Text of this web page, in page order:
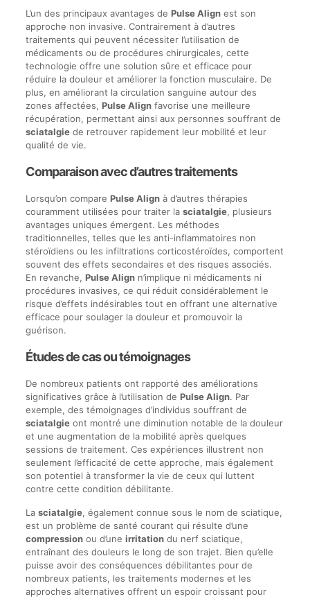
L’un des principaux avantages de Pulse Alignest son
approche non invasive. Contrairement à d’autres
traitements qui peuvent nécessiter l’utilisation de
médicaments ou de procédures chirurgicales, cette
technologie offre une solution sûre et efficace pour
réduire la douleur et améliorer la fonction musculaire. De
plus, en améliorant la circulation sanguine autour des
zones affectées, Pulse Alignfavorise une meilleure
récupération, permettant ainsi aux personnes souffrant de
sciatalgiede retrouver rapidement leur mobilité et leur
qualité de vie.
Comparaison avec d’autres traitements
Lorsqu’on compare Pulse Alignà d’autres thérapies
couramment utilisées pour traiter la sciatalgie, plusieurs
avantages uniques émergent. Les méthodes
traditionnelles, telles que les anti-inflammatoires non
stéroïdiens ou les infiltrations corticostéroïdes, comportent
souvent des effets secondaires et des risques associés.
En revanche, Pulse Alignn’implique ni médicaments ni
procédures invasives, ce qui réduit considérablement le
risque d’effets indésirables tout en offrant une alternative
efficace pour soulager la douleur et promouvoir la
guérison.
Études de cas ou témoignages
De nombreux patients ont rapporté des améliorations
significatives grâce à l’utilisation de Pulse Align. Par
exemple, des témoignages d’individus souffrant de
sciatalgieont montré une diminution notable de la douleur
et une augmentation de la mobilité après quelques
sessions de traitement. Ces expériences illustrent non
seulement l’efficacité de cette approche, mais également
son potentiel à transformer la vie de ceux qui luttent
contre cette condition débilitante.
La sciatalgie, également connue sous le nom de sciatique,
est un problème de santé courant qui résulte d’une
compressionou d’une irritationdu nerf sciatique,
entraînant des douleurs le long de son trajet. Bien qu’elle
puisse avoir des conséquences débilitantes pour de
nombreux patients, les traitements modernes et les
approches alternatives offrent un espoir croissant pour